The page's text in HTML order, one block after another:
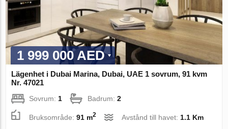
1 999 000 AED
Lägenhet i Dubai Marina, Dubai, UAE 1 sovrum, 91 kvm
Nr. 47021
Sovrum: 1 Badrum:2
Bruksområde:91 m2 Avstånd till havet: 1.1 Km